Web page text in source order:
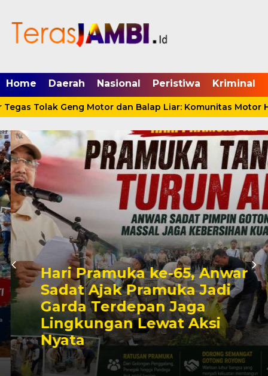
Home Daerah Nasional Peristiwa Kriminal
Tolak Geng Motor dan Balap Liar: Komunitas Motor
Hari Pramuka ke-65, Anwar
Sadat Ajak Pramuka Jadi
Garda Terdepan Jaga
Lingkungan Lewat Aksi
Nyata